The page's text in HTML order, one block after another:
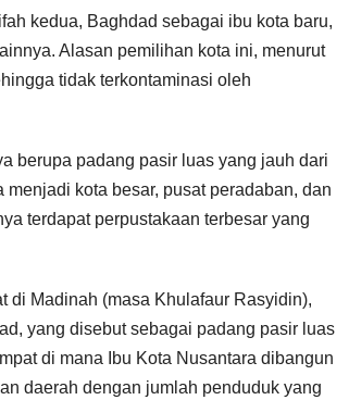
kedua, Baghdad sebagai ibu kota baru,
Alasan pemilihan kota ini, menurut
tidak terkontaminasi oleh
berupa padang pasir luas yang jauh dari
kota besar, pusat peradaban, dan
terdapat perpustakaan terbesar yang
di Madinah (masa Khulafaur Rasyidin),
yang disebut sebagai padang pasir luas
di mana Ibu Kota Nusantara dibangun
daerah dengan jumlah penduduk yang